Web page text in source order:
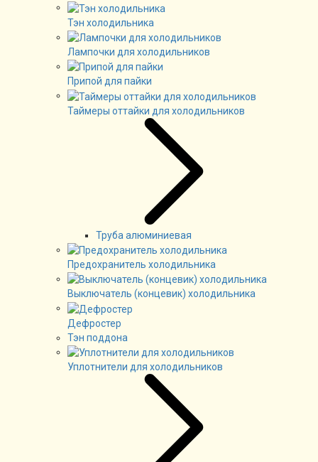
Тэн холодильника
Лампочки для холодильников
Припой для пайки
Таймеры оттайки для холодильников
Труба алюминиевая
Предохранитель холодильника
Выключатель (концевик) холодильника
Дефростер
Тэн поддона
Уплотнители для холодильников